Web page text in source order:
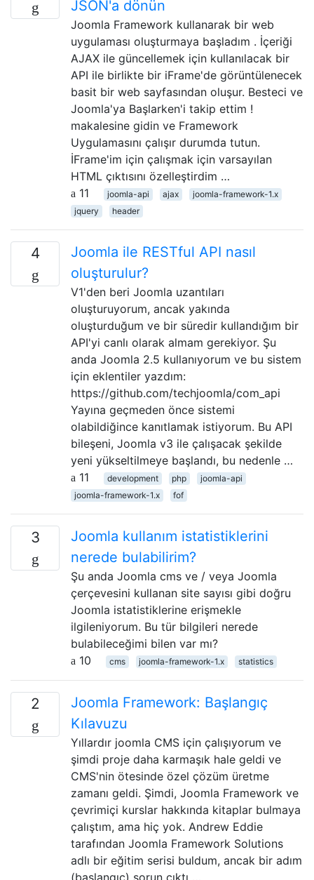
JSON'a dönün
Joomla Framework kullanarak bir web
uygulaması oluşturmaya başladım . İçeriği
AJAX ile güncellemek için kullanılacak bir
API ile birlikte bir iFrame'de görüntülenecek
basit bir web sayfasından oluşur. Besteci ve
Joomla'ya Başlarken'i takip ettim !
makalesine gidin ve Framework
Uygulamasını çalışır durumda tutun.
İFrame'im için çalışmak için varsayılan
HTML çıktısını özelleştirdim …
11
joomla-api ajax
joomla-framework-1.x
jquery
header
4
Joomla ile RESTful API nasıl
oluşturulur?
V1'den beri Joomla uzantıları
oluşturuyorum, ancak yakında
oluşturduğum ve bir süredir kullandığım bir
API'yi canlı olarak almam gerekiyor. Şu
anda Joomla 2.5 kullanıyorum ve bu sistem
için eklentiler yazdım:
https://github.com/techjoomla/com_api
Yayına geçmeden önce sistemi
olabildiğince kanıtlamak istiyorum. Bu API
bileşeni, Joomla v3 ile çalışacak şekilde
yeni yükseltilmeye başlandı, bu nedenle …
11
development php
joomla-api
joomla-framework-1.x
fof
3
Joomla kullanım istatistiklerini
nerede bulabilirim?
Şu anda Joomla cms ve / veya Joomla
çerçevesini kullanan site sayısı gibi doğru
Joomla istatistiklerine erişmekle
ilgileniyorum. Bu tür bilgileri nerede
bulabileceğimi bilen var mı?
10
cms joomla-framework-1.x statistics
2
Joomla Framework: Başlangıç ​​
Kılavuzu
Yıllardır joomla CMS için çalışıyorum ve
şimdi proje daha karmaşık hale geldi ve
CMS'nin ötesinde özel çözüm üretme
zamanı geldi. Şimdi, Joomla Framework ve
çevrimiçi kurslar hakkında kitaplar bulmaya
çalıştım, ama hiç yok. Andrew Eddie
tarafından Joomla Framework Solutions
adlı bir eğitim serisi buldum, ancak bir adım
(başlangıç) sorun çıktı …